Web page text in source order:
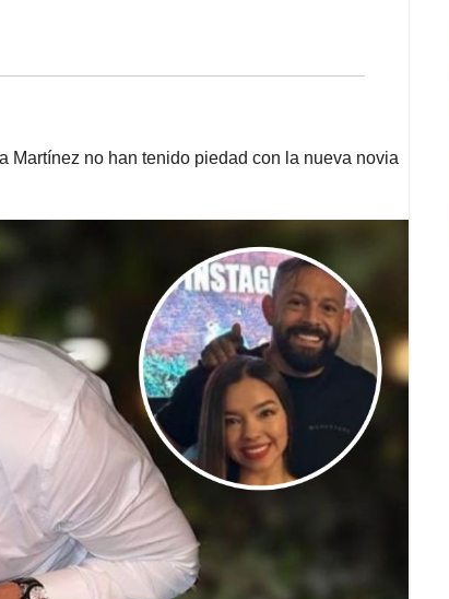
Martínez no han tenido piedad con la nueva novia